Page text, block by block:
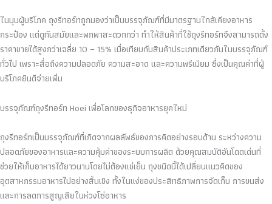
ในมุมผู้บริโภค ถุงรีทอร์ทถูกมองว่าเป็นบรรจุภัณฑ์ที่มีมาตรฐานใกล้เคียงอาหาร
กระป๋อง แต่ดูทันสมัยและพกพาสะดวกกว่า ทำให้สินค้าที่ใช้ถุงรีทอร์ทจึงสามารถตั้ง
ราคาขายได้สูงกว่าเฉลี่ย 10 – 15% เมื่อเทียบกับสินค้าประเภทเดียวกันในบรรจุภัณฑ์
ทั่วไป เพราะสื่อถึงความปลอดภัย ความสะอาด และความพรีเมียม ซึ่งเป็นคุณค่าที่ผู้
บริโภคยินดีจ่ายเพิ่ม
บรรจุภัณฑ์ถุงรีทอร์ท Hoei เพื่อโลกของธุกิจอาหารยุคใหม่
ถุงรีทอร์ทเป็นบรรจุภัณฑ์ที่เกิดจากผลลัพธ์ของการคิดอย่างรอบด้าน ระหว่างความ
ปลอดภัยของอาหารและความคุ้มค่าของระบบการผลิต ด้วยคุณสมบัติอันโดดเด่นที่
ช่วยให้เก็บอาหารได้ยาวนานโดยไม่ต้องแช่เย็น ถุงชนิดนี้ได้เปลี่ยนแนวคิดของ
อุตสาหกรรมอาหารไปอย่างสิ้นเชิง ทั้งในแง่ของประสิทธิภาพการจัดเก็บ การขนส่ง
และการลดการสูญเสียในห่วงโซ่อาหาร